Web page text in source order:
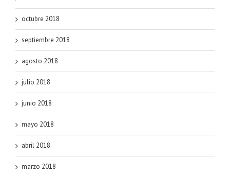
octubre 2018
septiembre 2018
agosto 2018
julio 2018
junio 2018
mayo 2018
abril 2018
marzo 2018